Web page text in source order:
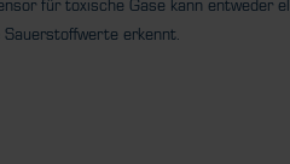
für toxische Gase kann entweder
erkennt.